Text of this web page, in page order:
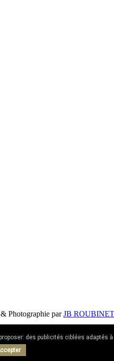
Photographie parJB ROUBINET
des publicités ciblées